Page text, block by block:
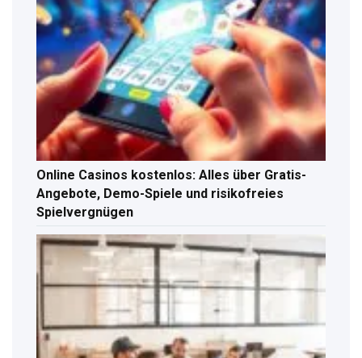
Online Casinos kostenlos: Alles über Gratis-
Angebote, Demo-Spiele und risikofreies
Spielvergnügen